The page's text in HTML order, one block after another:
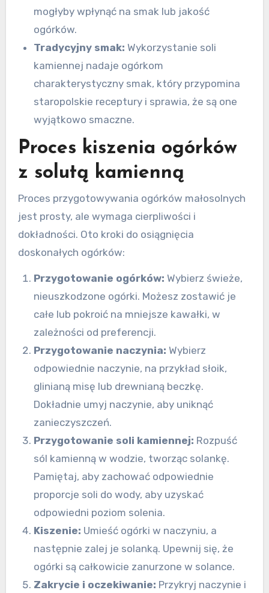
mogłyby wpłynąć na smak lub jakość
ogórków.
Tradycyjny smak: Wykorzystanie soli
kamiennej nadaje ogórkom
charakterystyczny smak, który przypomina
staropolskie receptury i sprawia, że są one
wyjątkowo smaczne.
Proces kiszenia ogórków
z solutą kamienną
Proces przygotowywania ogórków małosolnych
jest prosty, ale wymaga cierpliwości i
dokładności. Oto kroki do osiągnięcia
doskonałych ogórków:
Przygotowanie ogórków: Wybierz świeże,
nieuszkodzone ogórki. Możesz zostawić je
całe lub pokroić na mniejsze kawałki, w
zależności od preferencji.
Przygotowanie naczynia: Wybierz
odpowiednie naczynie, na przykład słoik,
glinianą misę lub drewnianą beczkę.
Dokładnie umyj naczynie, aby uniknąć
zanieczyszczeń.
Przygotowanie soli kamiennej: Rozpuść
sól kamienną w wodzie, tworząc solankę.
Pamiętaj, aby zachować odpowiednie
proporcje soli do wody, aby uzyskać
odpowiedni poziom solenia.
Kiszenie: Umieść ogórki w naczyniu, a
następnie zalej je solanką. Upewnij się, że
ogórki są całkowicie zanurzone w solance.
Zakrycie i oczekiwanie: Przykryj naczynie i